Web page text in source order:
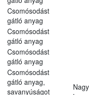
Csomósodást
gátló anyag
Csomósodást
gátló anyag
Csomósodást
gátló anyag
Csomósodást
gátló anyag,
savanyúságot